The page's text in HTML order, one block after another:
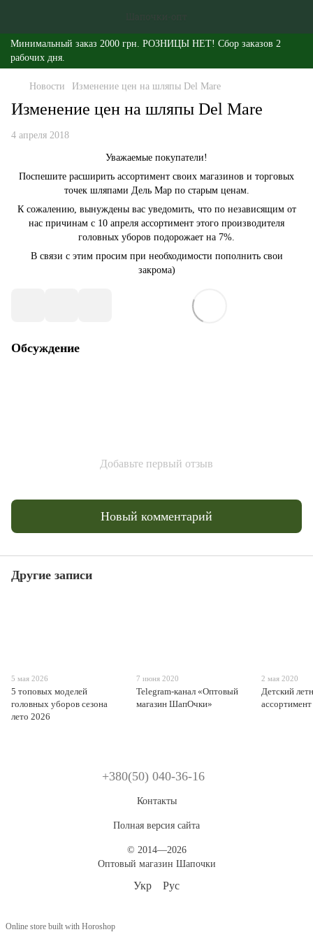
Минимальный заказ 2000 грн. РОЗНИЦЫ НЕТ! Сбор заказов 2
рабочих дня.
Новости Изменение цен на шляпы Del Mare
Изменение цен на шляпы Del Mare
4 апреля 2018
Уважаемые покупатели!
Поспешите расширить ассортимент своих магазинов и торговых
точек шляпами Дель Мар по старым ценам.
К сожалению, вынуждены вас уведомить, что по независящим от
нас причинам с 10 апреля ассортимент этого производителя
головных уборов подорожает на 7%.
В связи с этим просим при необходимости пополнить свои
закрома)
Обсуждение
Добавьте первый отзыв
Новый комментарий
Другие записи
5 мая 2026
5 топовых моделей
головных уборов сезона
лето 2026
7 июня 2020
Telegram-канал «Оптовый
магазин ШапОчки»
2 мая 2020
Детский
+380(50) 040-36-16
Контакты
Полная версия сайта
© 2014—2026
Оптовый магазин Шапочки
Укр Рус
Online store built with Horoshop